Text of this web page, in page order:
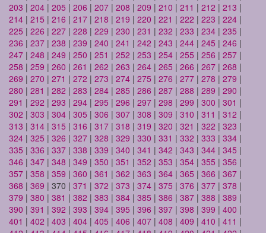
203 | 204 | 205 | 206 | 207 | 208 | 209 | 210 | 211 | 212 | 213 |
214 | 215 | 216 | 217 | 218 | 219 | 220 | 221 | 222 | 223 | 224 |
225 | 226 | 227 | 228 | 229 | 230 | 231 | 232 | 233 | 234 | 235 |
236 | 237 | 238 | 239 | 240 | 241 | 242 | 243 | 244 | 245 | 246 |
247 | 248 | 249 | 250 | 251 | 252 | 253 | 254 | 255 | 256 | 257 |
258 | 259 | 260 | 261 | 262 | 263 | 264 | 265 | 266 | 267 | 268 |
269 | 270 | 271 | 272 | 273 | 274 | 275 | 276 | 277 | 278 | 279 |
280 | 281 | 282 | 283 | 284 | 285 | 286 | 287 | 288 | 289 | 290 |
291 | 292 | 293 | 294 | 295 | 296 | 297 | 298 | 299 | 300 | 301 |
302 | 303 | 304 | 305 | 306 | 307 | 308 | 309 | 310 | 311 | 312 |
313 | 314 | 315 | 316 | 317 | 318 | 319 | 320 | 321 | 322 | 323 |
324 | 325 | 326 | 327 | 328 | 329 | 330 | 331 | 332 | 333 | 334 |
335 | 336 | 337 | 338 | 339 | 340 | 341 | 342 | 343 | 344 | 345 |
346 | 347 | 348 | 349 | 350 | 351 | 352 | 353 | 354 | 355 | 356 |
357 | 358 | 359 | 360 | 361 | 362 | 363 | 364 | 365 | 366 | 367 |
368 | 369 | 370 | 371 | 372 | 373 | 374 | 375 | 376 | 377 | 378 |
379 | 380 | 381 | 382 | 383 | 384 | 385 | 386 | 387 | 388 | 389 |
390 | 391 | 392 | 393 | 394 | 395 | 396 | 397 | 398 | 399 | 400 |
401 | 402 | 403 | 404 | 405 | 406 | 407 | 408 | 409 | 410 | 411 |